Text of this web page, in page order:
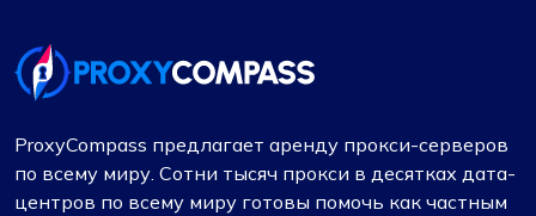
ProxyCompass предлагает аренду прокси-серверов
по всему миру. Сотни тысяч прокси в десятках дата-
центров по всему миру готовы помочь как частным